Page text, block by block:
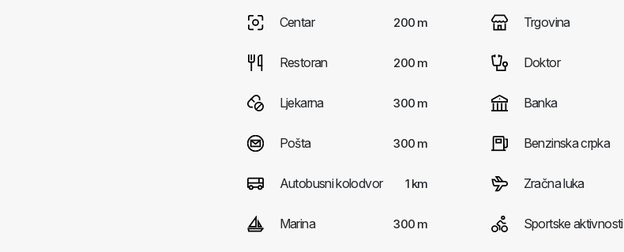
Centar 200 m Trgovina
Restoran 200 m Doktor
Ljekarna 300 m Banka
Pošta 300 m Benzinska crpka
Autobusni kolodvor 1 km Zračna luka
Marina 300 m Sportske aktivnosti